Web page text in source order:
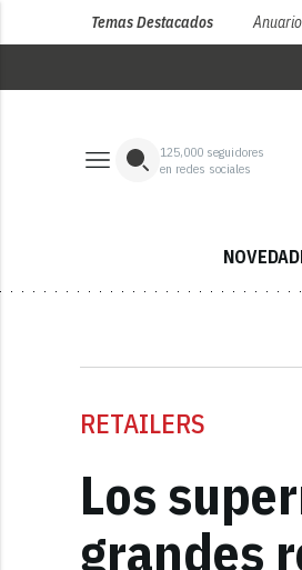
Temas Destacados
125,000 seguidores
en redes sociales
RETAILERS
Los
grandes